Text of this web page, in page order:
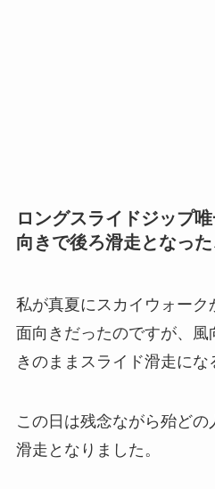
ロングスライドジップ
向きで後ろ滑走となった
私が真夏にスカイウォーク
面向きだったのですが、風
きのままスライド滑走にな
この日は残念ながら殆どの
滑走となりました。